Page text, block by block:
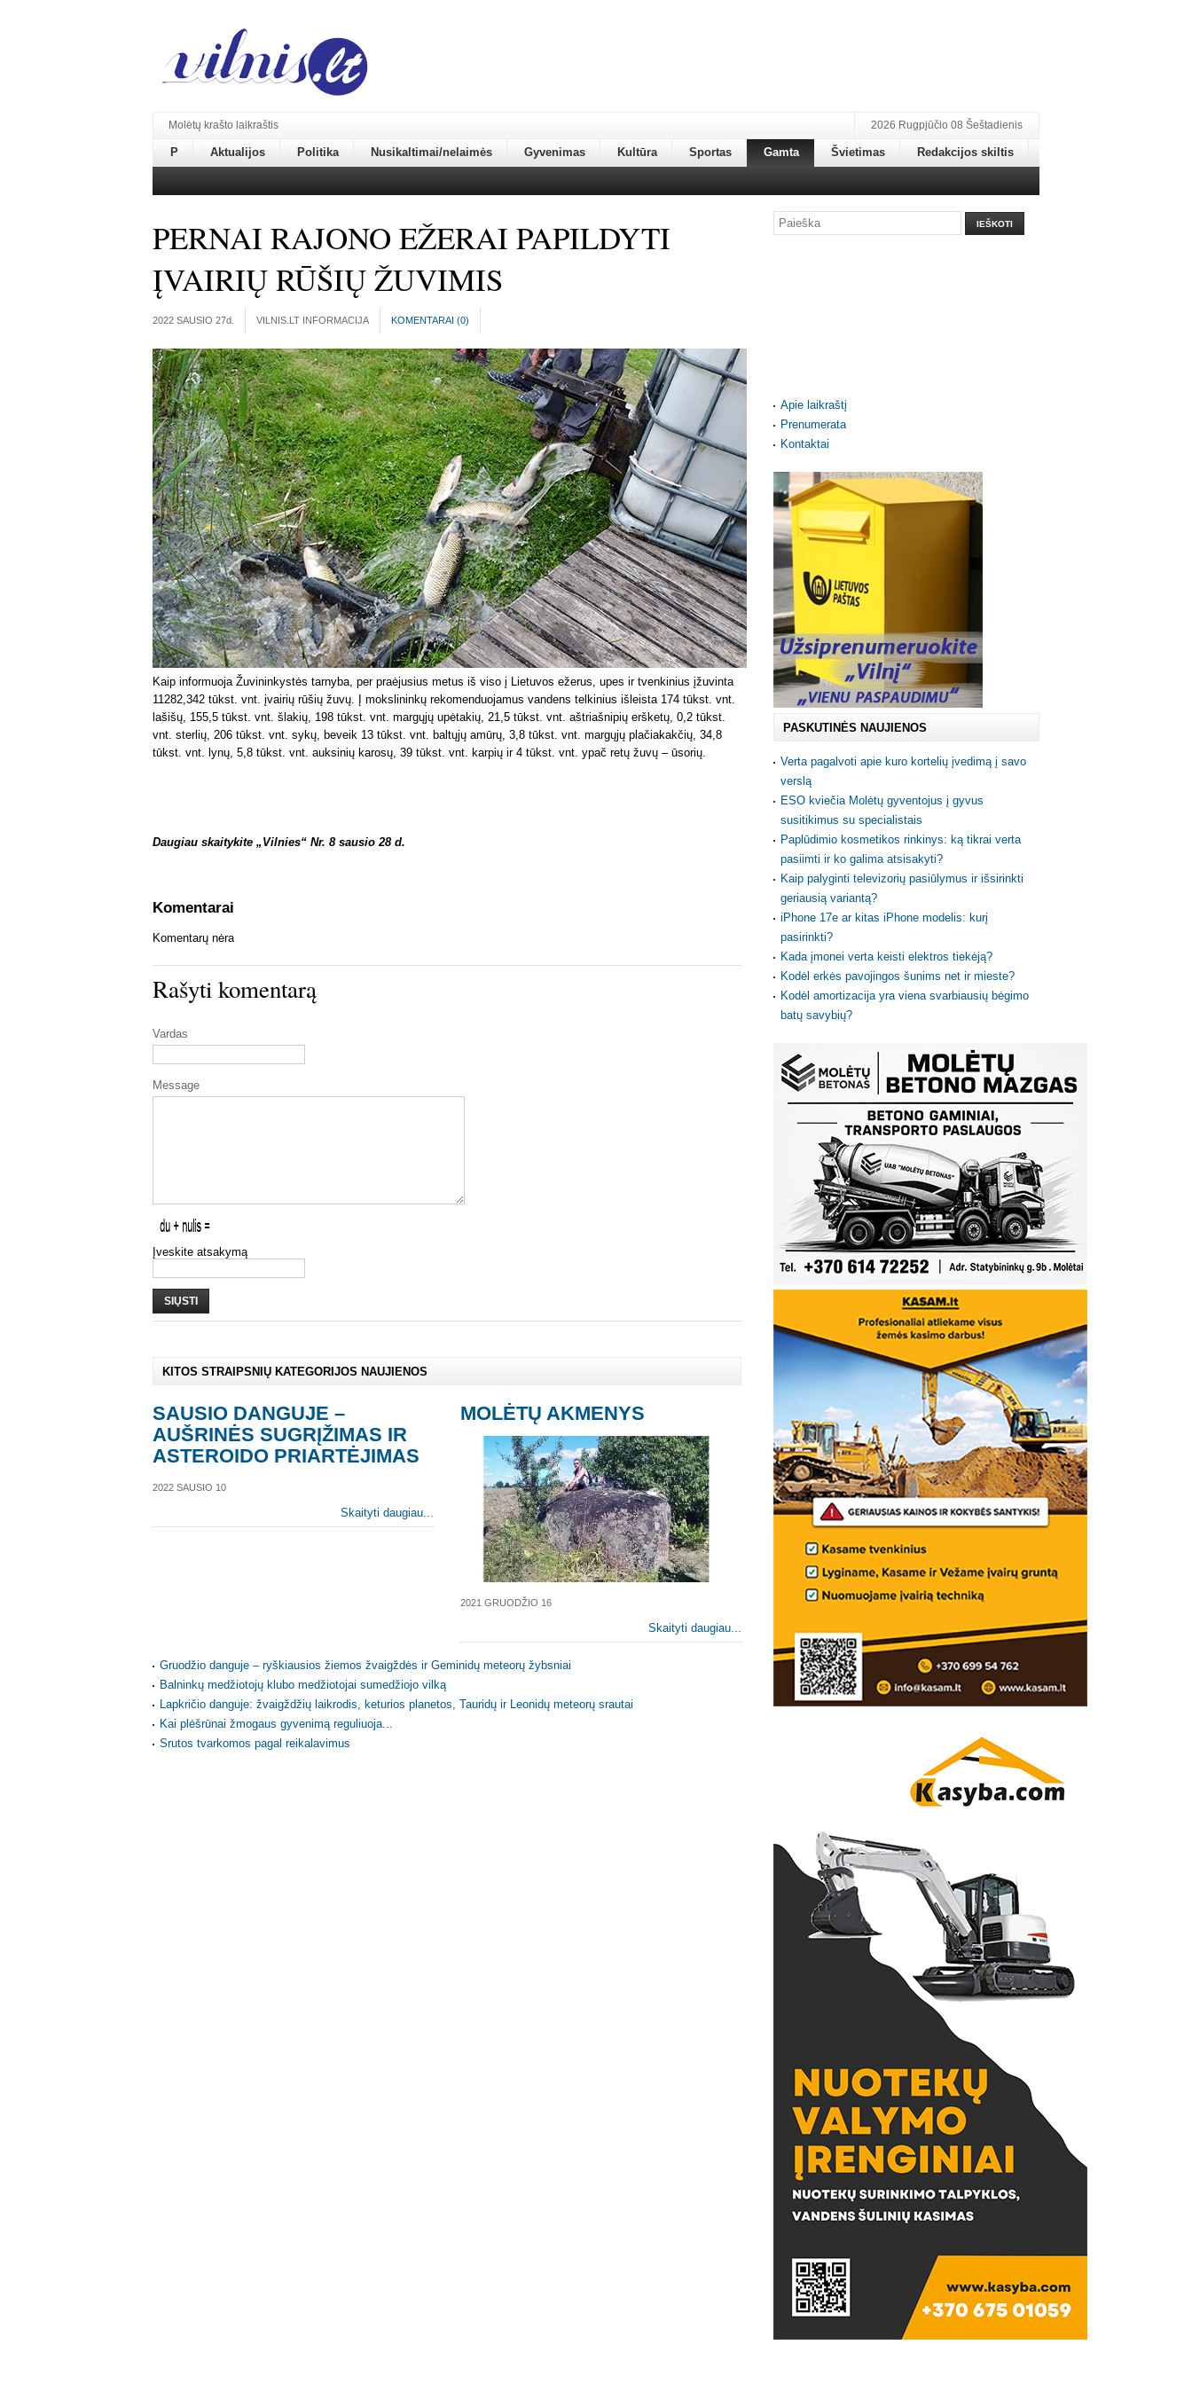
Molėtų krašto laikraštis 2026 Rugpjūčio 08 Šeštadienis
P Aktualijos Politika Nusikaltimai/nelaimės Gyvenimas Kultūra Sportas Gamta Švietimas Redakcijos skiltis
PERNAI RAJONO EŽERAI PAPILDYTI
ĮVAIRIŲ RŪŠIŲ ŽUVIMIS
2022 SAUSIO 27d. VILNIS.LT INFORMACIJA KOMENTARAI (0)
Kaip informuoja Žuvininkystės tarnyba, per praėjusius metus iš viso į Lietuvos ežerus, upes ir tvenkinius įžuvinta
11282,342 tūkst. vnt. įvairių rūšių žuvų. Į mokslininkų rekomenduojamus vandens telkinius išleista 174 tūkst. vnt.
lašišų, 155,5 tūkst. vnt. šlakių, 198 tūkst. vnt. margųjų upėtakių, 21,5 tūkst. vnt. aštriašnipių eršketų, 0,2 tūkst.
vnt. sterlių, 206 tūkst. vnt. sykų, beveik 13 tūkst. vnt. baltųjų amūrų, 3,8 tūkst. vnt. margųjų plačiakakčių, 34,8
tūkst. vnt. lynų, 5,8 tūkst. vnt. auksinių karosų, 39 tūkst. vnt. karpių ir 4 tūkst. vnt. ypač retų žuvų – ūsorių.
Daugiau skaitykite „Vilnies“ Nr. 8 sausio 28 d.
Komentarai
Komentarų nėra
Rašyti komentarą
Vardas
Message
Įveskite atsakymą
SIŲSTI
KITOS STRAIPSNIŲ KATEGORIJOS NAUJIENOS
SAUSIO DANGUJE –
AUŠRINĖS SUGRĮŽIMAS IR
ASTEROIDO PRIARTĖJIMAS
2022 SAUSIO 10
Skaityti daugiau...
MOLĖTŲ AKMENYS
2021 GRUODŽIO 16
Skaityti daugiau...
Gruodžio danguje – ryškiausios žiemos žvaigždės ir Geminidų meteorų žybsniai
Balninkų medžiotojų klubo medžiotojai sumedžiojo vilką
Lapkričio danguje: žvaigždžių laikrodis, keturios planetos, Tauridų ir Leonidų meteorų srautai
Kai plėšrūnai žmogaus gyvenimą reguliuoja...
Srutos tvarkomos pagal reikalavimus
Apie laikraštį
Prenumerata
Kontaktai
PASKUTINĖS NAUJIENOS
Verta pagalvoti apie kuro kortelių įvedimą į savo
verslą
ESO kviečia Molėtų gyventojus į gyvus
susitikimus su specialistais
Paplūdimio kosmetikos rinkinys: ką tikrai verta
pasiimti ir ko galima atsisakyti?
Kaip palyginti televizorių pasiūlymus ir išsirinkti
geriausią variantą?
iPhone 17e ar kitas iPhone modelis: kurį
pasirinkti?
Kada įmonei verta keisti elektros tiekėją?
Kodėl erkės pavojingos šunims net ir mieste?
Kodėl amortizacija yra viena svarbiausių bėgimo
batų savybių?